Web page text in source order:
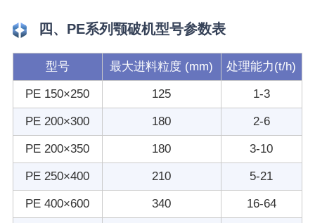
四、PE系列颚破机型号参数表
型号 最大进料粒度 (mm) 处理能力(t/h)
PE 150×250 125 1-3
PE 200×300 180 2-6
PE 200×350 180 3-10
PE 250×400 210 5-21
PE 400×600 340 16-64